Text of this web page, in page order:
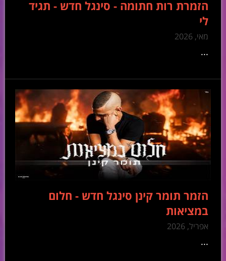
הזמרת רות חתומה - סינגל חדש - תגיד
לי
מאי, 2026
...
הזמר תומר קינן סינגל חדש - חלום
במציאות
אפריל, 2026
...